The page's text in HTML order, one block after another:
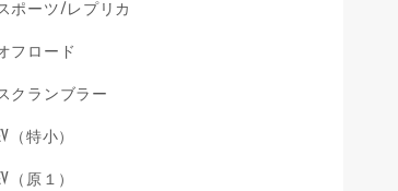
ポーツ/レプリカ
フロード
クランブラー
（特小）
（原１）